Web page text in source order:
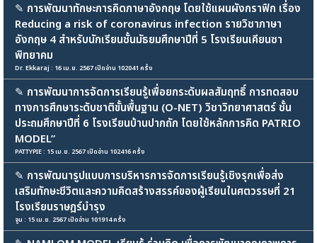
✎ การพัฒนาทักษะการคิดภาษาอังกฤษ โดยใช้แผนผังกราฟิก เรื่อง
Reducing a risk of coronavirus infection รายวิชาภาษา
อังกฤษ 4 สำหรับนักเรียนชั้นมัธยมศึกษาปีที่ 5 โรงเรียนเคียนซา
พิทยาคม
Dr. Ekkaraj : 16 เม.ย. 2567 เปิดอ่าน 102041 ครั้ง
✎ การพัฒนาการจัดการเรียนรู้เพื่อยกระดับผลสัมฤทธิ์ การทดสอบ
ทางการศึกษาระดับชาติขั้นพื้นฐาน (O-NET) วิชาวิทยาศาสตร์ ชั้น
ประถมศึกษาปีที่ 6 โรงเรียนบ้านปากถัก โดยใช้หลักการคิด PATRIO
MODEL”
PATTYPIE : 15 เม.ย. 2567 เปิดอ่าน 102416 ครั้ง
✎ การพัฒนารูปแบบการบริหารการจัดการเรียนรู้เชิงรุกเพื่อส่ง
เสริมทักษะชีวิตและความคิดสร้างสรรค์ของผู้เรียนในศตวรรษที่ 21
โรงเรียนราษฎร์บำรุง
จูน : 15 เม.ย. 2567 เปิดอ่าน 101914 ครั้ง